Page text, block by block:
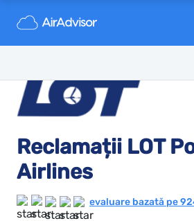
Reclamații LOT
Airlines
evaluare bazată pe